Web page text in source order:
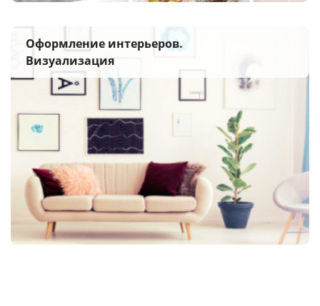
Оформление интерьеров.
Визуализация